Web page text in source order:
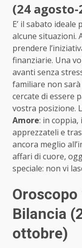
(24
E’ il sabato
alcune situazioni.
prendere
finanziarie. Una
avanti senza
familiare non sarà
cercate di essere
vostra posizione.
Amore: in
apprezzateli e
ancora meglio
affari di cuore,
speciale: non vi
Bilancia
ottobre)